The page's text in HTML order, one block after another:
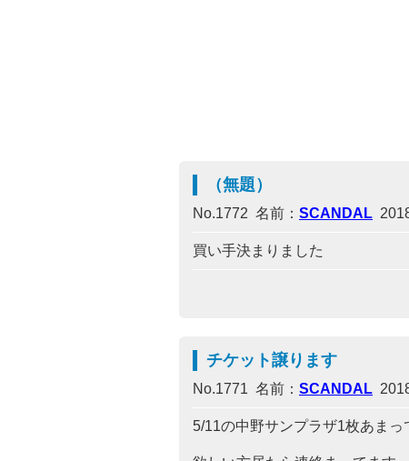
（無題）
No.1772 名前： SCANDAL
買い手決まりました
チケット譲ります
No.1771 名前： SCANDAL
5/11の中野サンプラザ1枚あまっ